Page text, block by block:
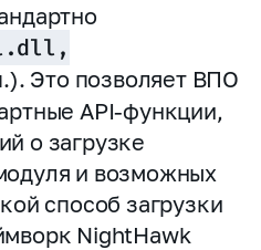
Это позволяет ВПО
API‑функции,
о загрузке
и возможных
способ загрузки
NightHawk